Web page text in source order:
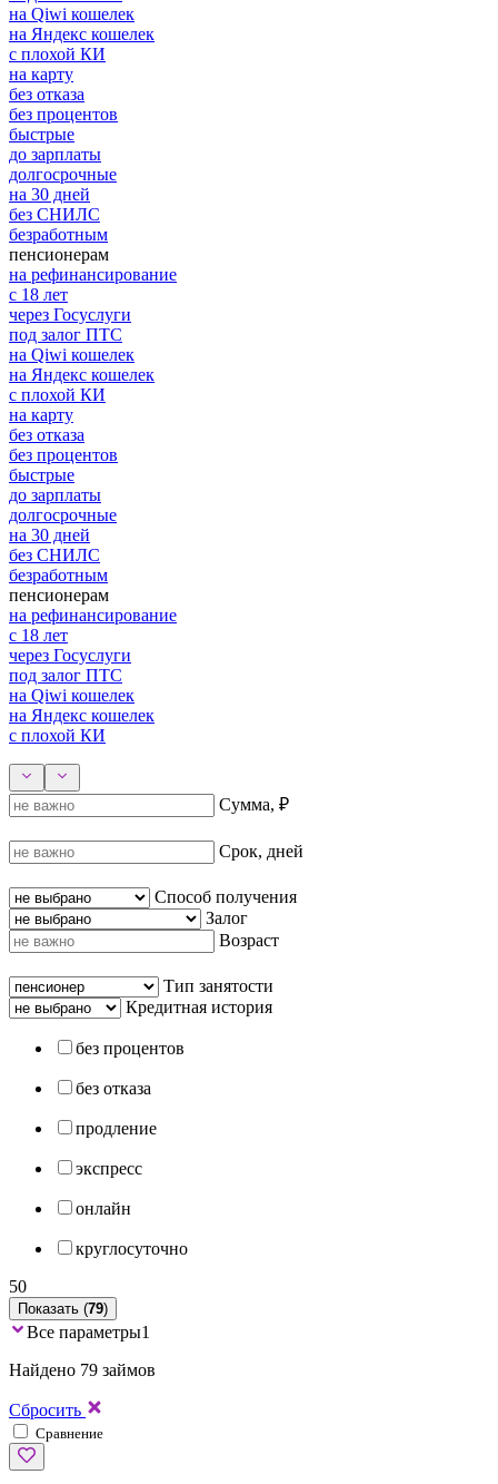
на Qiwi кошелек
на Яндекс кошелек
с плохой КИ
на карту
без отказа
без процентов
быстрые
до зарплаты
долгосрочные
на 30 дней
без СНИЛС
безработным
пенсионерам
на рефинансирование
с 18 лет
через Госуслуги
под залог ПТС
на Qiwi кошелек
на Яндекс кошелек
с плохой КИ
на карту
без отказа
без процентов
быстрые
до зарплаты
долгосрочные
на 30 дней
без СНИЛС
безработным
пенсионерам
на рефинансирование
с 18 лет
через Госуслуги
под залог ПТС
на Qiwi кошелек
на Яндекс кошелек
с плохой КИ
Сумма, ₽
Срок, дней
Способ получения
Залог
Возраст
Тип занятости
Кредитная история
без процентов
без отказа
продление
экспресс
онлайн
круглосуточно
50
Показать (79)
Все параметры1
Найдено 79 займов
Сбросить
Сравнение